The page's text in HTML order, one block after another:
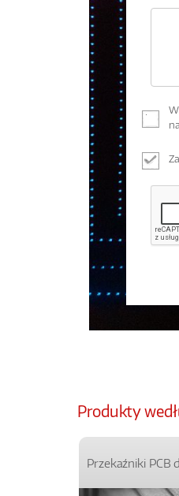
Produkty
Przekaźniki PCB